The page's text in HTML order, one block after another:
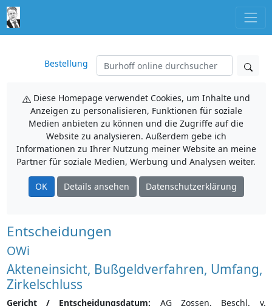
Bestellung
Diese Homepage verwendet Cookies, um Inhalte und
Anzeigen zu personalisieren, Funktionen für soziale
Medien anbieten zu können und die Zugriffe auf die
Website zu analysieren. Außerdem gebe ich
Informationen zu Ihrer Nutzung meiner Website an meine
Partner für soziale Medien, Werbung und Analysen weiter.
OK Details ansehen Datenschutzerklärung
Entscheidungen
OWi
Akteneinsicht, Bußgeldverfahren, Umfang,
Zirkelschluss
Gericht / Entscheidungsdatum: AG Zossen, Beschl. v.